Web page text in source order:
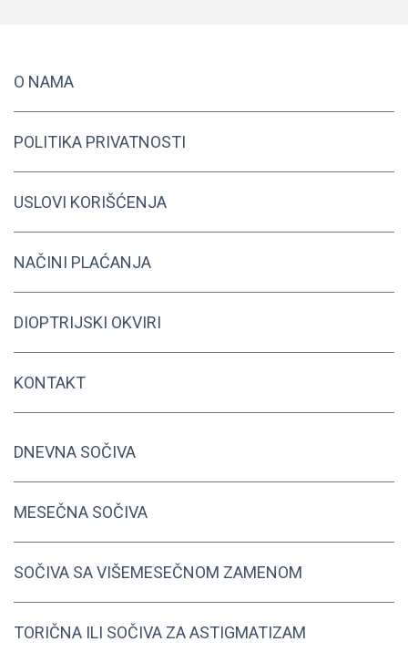
O NAMA
POLITIKA PRIVATNOSTI
USLOVI KORIŠĆENJA
NAČINI PLAĆANJA
DIOPTRIJSKI OKVIRI
KONTAKT
DNEVNA SOČIVA
MESEČNA SOČIVA
SOČIVA SA VIŠEMESEČNOM ZAMENOM
TORIČNA ILI SOČIVA ZA ASTIGMATIZAM